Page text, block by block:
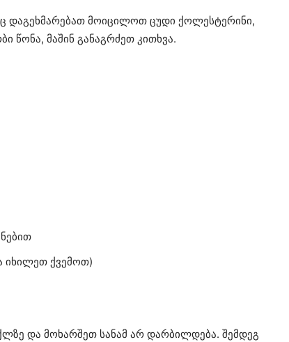
დაგეხმარებათ მოიცილოთ ცუდი ქოლესტერინი,
წონა, მაშინ განაგრძეთ კითხვა.
იხილეთ ქვემოთ)
და მოხარშეთ სანამ არ დარბილდება. შემდეგ